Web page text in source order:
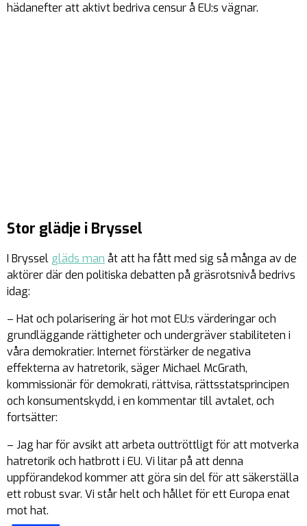
hädanefter att aktivt bedriva censur å EU:s vägnar.
Stor glädje i Bryssel
I Bryssel gläds man åt att ha fått med sig så många av de
aktörer där den politiska debatten på gräsrotsnivå bedrivs
idag:
– Hat och polarisering är hot mot EU:s värderingar och
grundläggande rättigheter och undergräver stabiliteten i
våra demokratier. Internet förstärker de negativa
effekterna av hatretorik, säger Michael McGrath,
kommissionär för demokrati, rättvisa, rättsstatsprincipen
och konsumentskydd, i en kommentar till avtalet, och
fortsätter:
– Jag har för avsikt att arbeta outtröttligt för att motverka
hatretorik och hatbrott i EU. Vi litar på att denna
uppförandekod kommer att göra sin del för att säkerställa
ett robust svar. Vi står helt och hållet för ett Europa enat
mot hat.